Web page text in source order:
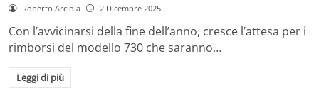
Roberto Arciola 2 Dicembre 2025
Con l’avvicinarsi della fine dell’anno, cresce l’attesa per i
rimborsi del modello 730 che saranno…
Leggi di più